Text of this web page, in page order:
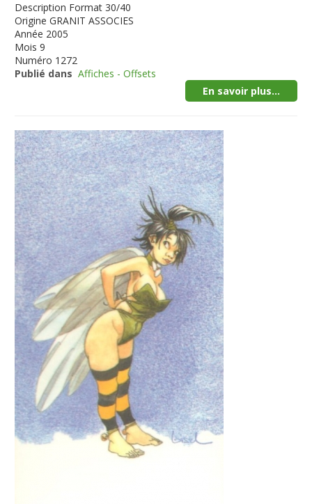
Description Format 30/40
Origine GRANIT ASSOCIES
Année 2005
Mois 9
Numéro 1272
Publié dans Affiches - Offsets
En savoir plus...